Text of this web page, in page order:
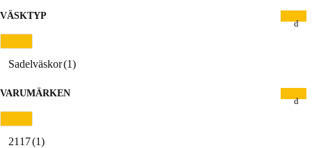
VÄSKTYP
Sadelväskor(1)
VARUMÄRKEN
2117(1)